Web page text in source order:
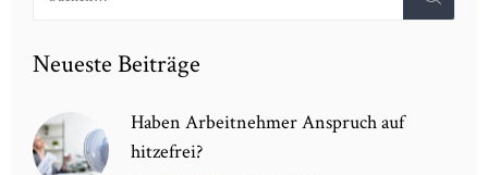
Neueste Beiträge
Haben Arbeitnehmer Anspruch auf
hitzefrei?